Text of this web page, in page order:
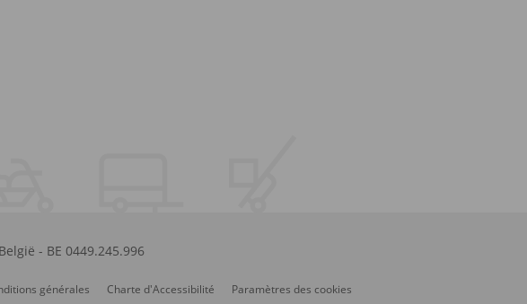
België - BE 0449.245.996
générales Charte d'Accessibilité Paramètres des cookies